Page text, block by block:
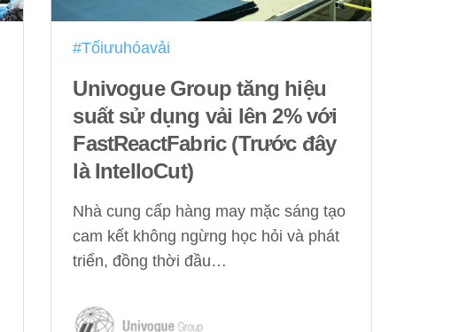
#Tốiưuhóavải
Univogue Group tăng hiệu
suất sử dụng vải lên 2% với
FastReactFabric (Trước đây
là IntelloCut)
Nhà cung cấp hàng may mặc sáng tạo
cam kết không ngừng học hỏi và phát
triển, đồng thời đầu…